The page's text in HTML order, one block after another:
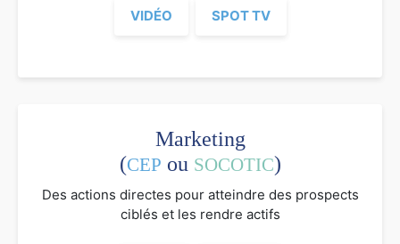
VIDÉO SPOT TV
Marketing
(CEP ou SOCOTIC)
Des actions directes pour atteindre des prospects
ciblés et les rendre actifs